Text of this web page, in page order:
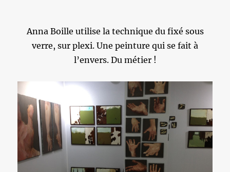
Anna Boille utilise la technique du fixé sous
verre, sur plexi. Une peinture qui se fait à
l’envers. Du métier !